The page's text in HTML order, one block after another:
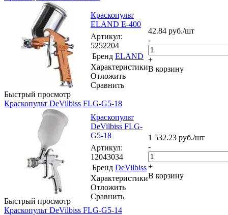
Быстрый просмотр
Краскопульт
ELAND E-400
Артикул:
5252204
Бренд ELAND
Характеристики
Отложить
Сравнить
42.84 руб./шт
-
+
В корзину
Краскопульт DeVilbiss FLG-G5-18
Быстрый просмотр
Краскопульт
DeVilbiss FLG-
G5-18
Артикул:
12043034
Бренд DeVilbiss
Характеристики
Отложить
Сравнить
1 532.23 руб./шт
-
+
В корзину
Краскопульт DeVilbiss FLG-G5-14